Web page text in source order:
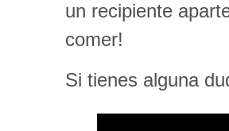
un recipiente
comer!
Si tienes alguna